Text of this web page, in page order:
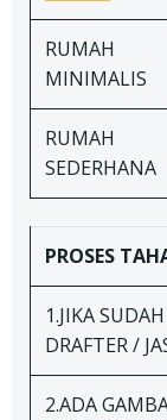
RUMAH
MINIMALIS
RUMAH
SEDERHANA
PROSES
1.JIKA
DRAFTER /
2.ADA